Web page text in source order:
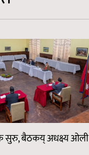
सुरु, बैठकय् अधक्ष्य ओली